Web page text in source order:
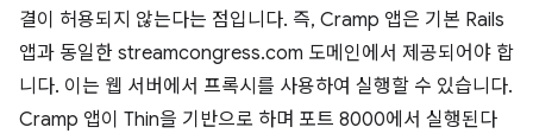
결이 허용되지 않는다는 점입니다. 즉, Cramp 앱은 기본 Rails
앱과 동일한 streamcongress.com 도메인에서 제공되어야 합
니다. 이는 웹 서버에서 프록시를 사용하여 실행할 수 있습니다.
Cramp 앱이 Thin을 기반으로 하며 포트 8000에서 실행된다